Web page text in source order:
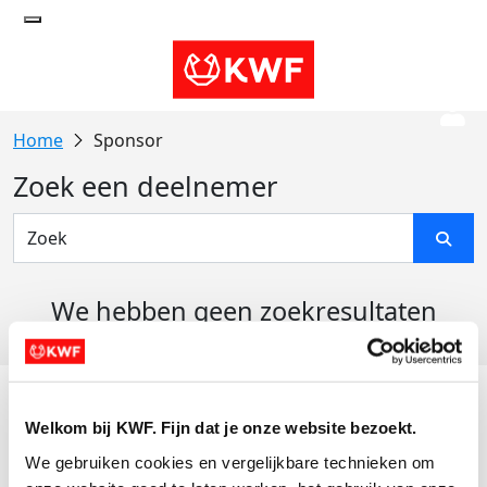
Welkom bij KWF. Fijn dat je onze website bezoekt.
We gebruiken cookies en vergelijkbare technieken om
Sponsor
Zoek een deelnemer
We hebben geen zoekresultaten
Actiematerialen
Evenementen